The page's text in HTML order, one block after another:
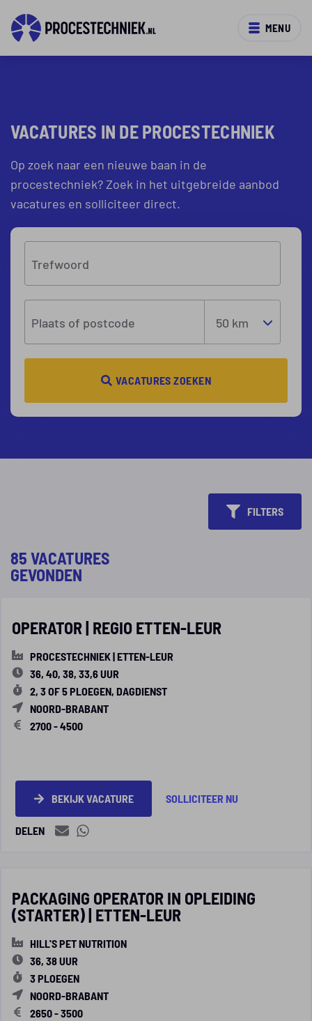
MENU
VACATURES IN DE PROCESTECHNIEK
Op zoek naar een nieuwe baan in de
procestechniek? Zoek in het uitgebreide aanbod
vacatures en solliciteer direct.
Trefwoord
Plaats of postcode
VACATURES ZOEKEN
FILTERS
85 VACATURES
GEVONDEN
OPERATOR | REGIO ETTEN-LEUR
PROCESTECHNIEK | ETTEN-LEUR
36, 40, 38, 33,6 UUR
2, 3 OF 5 PLOEGEN, DAGDIENST
NOORD-BRABANT
2700 - 4500
BEKIJK VACATURE SOLLICITEER NU
DELEN
PACKAGING OPERATOR IN OPLEIDING
(STARTER) | ETTEN-LEUR
HILL'S PET NUTRITION
36, 38 UUR
3 PLOEGEN
NOORD-BRABANT
2650 - 3500